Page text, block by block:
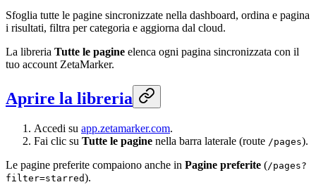
Sfoglia tutte le pagine sincronizzate nella dashboard, ordina e pagina
i risultati, filtra per categoria e aggiorna dal cloud.
La libreria Tutte le pagine elenca ogni pagina sincronizzata con il
tuo account ZetaMarker.
Aprire la libreria
Accedi su app.zetamarker.com.
Fai clic su Tutte le pagine nella barra laterale (route /pages).
Le pagine preferite compaiono anche in Pagine preferite (/pages?
filter=starred).